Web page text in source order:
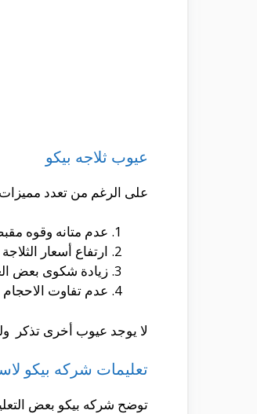
عيوب ثلاجه بيكو
على الرغم من تعدد مميزات
عدم متانه وقوه
ارتفاع أسعار
زيادة شكوى بعض
عدم تفاوت الاحجام
لا يوجد عيوب أخرى تذكر
تعليمات شركه بيكو
توضح شركه بيكو بعض